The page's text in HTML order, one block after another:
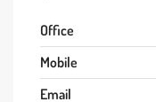
Office
Mobile
Email